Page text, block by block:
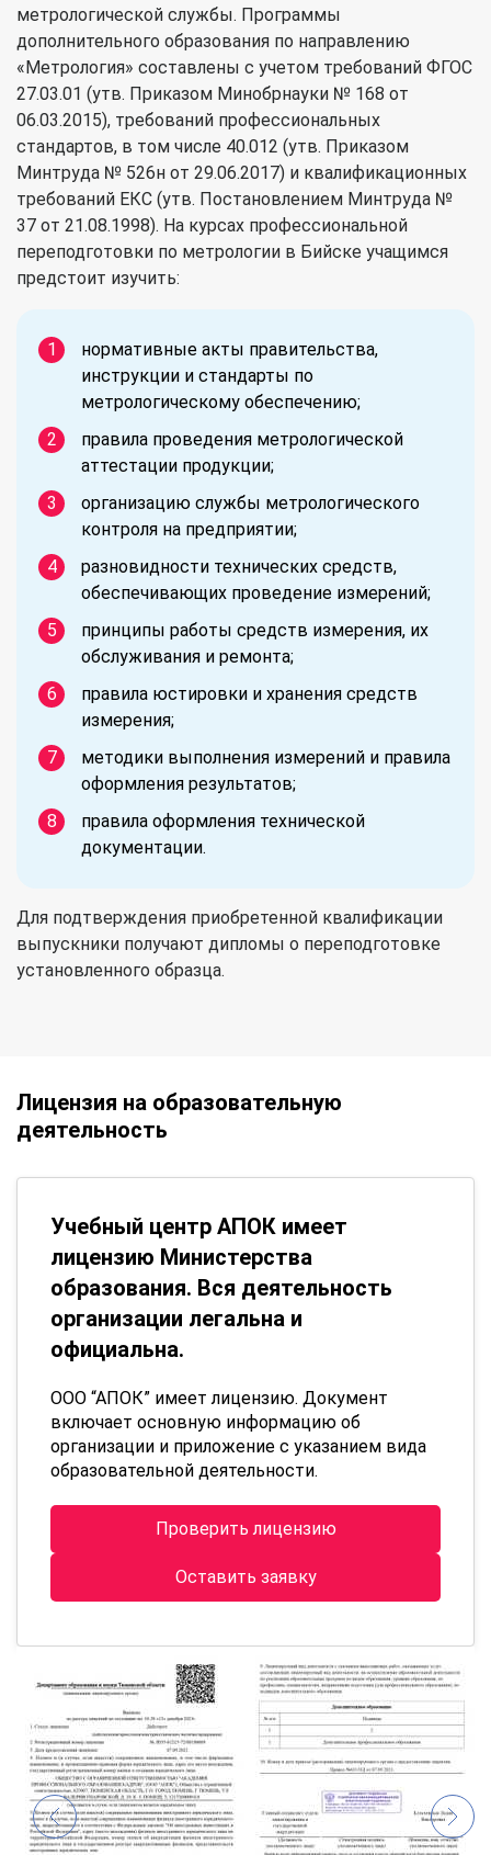
метрологической службы. Программы
дополнительного образования по направлению
«Метрология» составлены с учетом требований ФГОС
27.03.01 (утв. Приказом Минобрнауки № 168 от
06.03.2015), требований профессиональных
стандартов, в том числе 40.012 (утв. Приказом
Минтруда № 526н от 29.06.2017) и квалификационных
требований ЕКС (утв. Постановлением Минтруда №
37 от 21.08.1998). На курсах профессиональной
переподготовки по метрологии в Бийске учащимся
предстоит изучить:
нормативные акты правительства,
инструкции и стандарты по
метрологическому обеспечению;
правила проведения метрологической
аттестации продукции;
организацию службы метрологического
контроля на предприятии;
разновидности технических средств,
обеспечивающих проведение измерений;
принципы работы средств измерения, их
обслуживания и ремонта;
правила юстировки и хранения средств
измерения;
методики выполнения измерений и правила
оформления результатов;
правила оформления технической
документации.
Для подтверждения приобретенной квалификации
выпускники получают дипломы о переподготовке
установленного образца.
Лицензия на образовательную
деятельность
Учебный центр АПОК имеет
лицензию Министерства
образования. Вся деятельность
организации легальна и
официальна.
ООО “АПОК” имеет лицензию. Документ
включает основную информацию об
организации и приложение с указанием вида
образовательной деятельности.
Проверить лицензию
Оставить заявку